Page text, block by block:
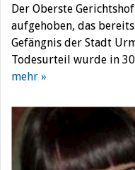
Der Oberste
aufgehoben, das
Gefängnis der Stadt
Todesurteil wurde in
mehr »